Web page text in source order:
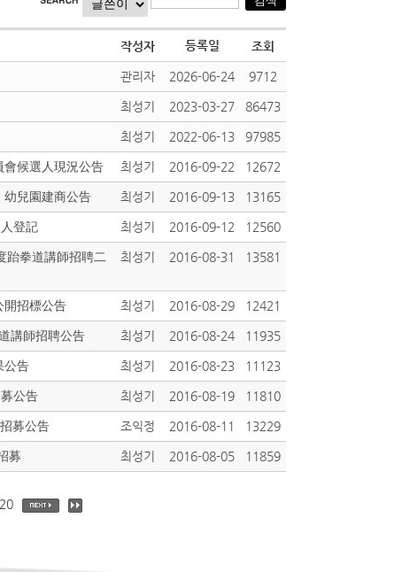
작성자 등록일 조회
관리자 2026-06-24 9712
최성기 2023-03-27 86473
최성기 2022-06-13 97985
會候選人現況公告 최성기 2016-09-22 12672
幼兒園建商公告 최성기 2016-09-13 13165
登記 최성기 2016-09-12 12560
跆拳道講師招聘二
최성기 2016-08-31 13581
開招標公告 최성기 2016-08-29 12421
講師招聘公告 최성기 2016-08-24 11935
公告 최성기 2016-08-23 11123
公告 최성기 2016-08-19 11810
募公告 조익정 2016-08-11 13229
募 최성기 2016-08-05 11859
20